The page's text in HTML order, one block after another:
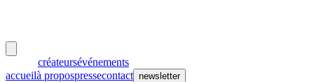
créateursévénements
accueilà propospressecontact newsletter